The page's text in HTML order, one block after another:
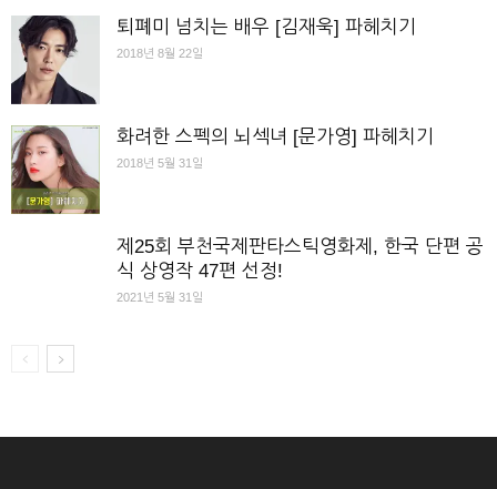
퇴폐미 넘치는 배우 [김재욱] 파헤치기
2018년 8월 22일
화려한 스펙의 뇌섹녀 [문가영] 파헤치기
2018년 5월 31일
제25회 부천국제판타스틱영화제, 한국 단편 공
식 상영작 47편 선정!
2021년 5월 31일